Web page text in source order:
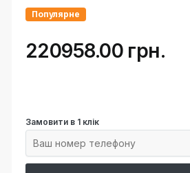
Популярне
220958.00 грн.
Замовити в 1 клік